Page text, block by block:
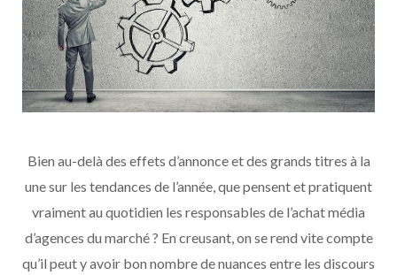
Bien au-delà des effets d’annonce et des grands titres à la
une sur les tendances de l’année, que pensent et pratiquent
vraiment au quotidien les responsables de l’achat média
d’agences du marché ? En creusant, on se rend vite compte
qu’il peut y avoir bon nombre de nuances entre les discours